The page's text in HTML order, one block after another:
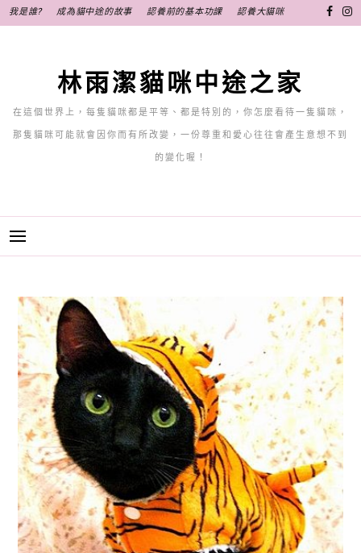
至
我是誰? 成為貓中途的故事 認養前的基本功課 認養大貓咪
林雨潔貓咪中途之家
在這個世界上，每隻貓咪都是平等、都是特別的，你怎麼看待一隻貓咪，
那隻貓咪可能就會因你而有所改變，一份尊重和愛心往往會產生意想不到
的變化喔！